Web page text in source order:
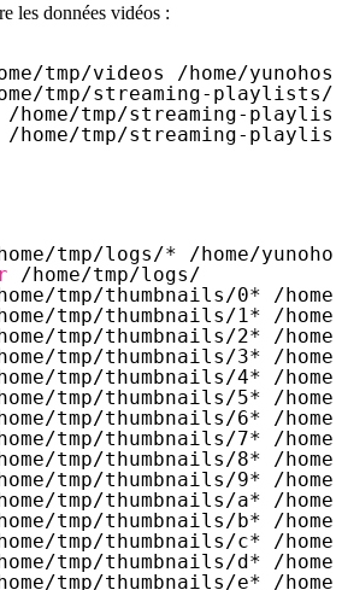
les données vidéos :
tmp/videos
/home/
tmp/streaming-
/home/tmp/streaming-
/home/tmp/streaming-
tmp/logs/* /home/
/home/tmp/logs/
tmp/thumbnails/0* /
tmp/thumbnails/1* /
tmp/thumbnails/2* /
tmp/thumbnails/3* /
tmp/thumbnails/4* /
tmp/thumbnails/5* /
tmp/thumbnails/6* /
tmp/thumbnails/7* /
tmp/thumbnails/8* /
tmp/thumbnails/9* /
tmp/thumbnails/a* /
tmp/thumbnails/b* /
tmp/thumbnails/c* /
tmp/thumbnails/d* /
tmp/thumbnails/e* /